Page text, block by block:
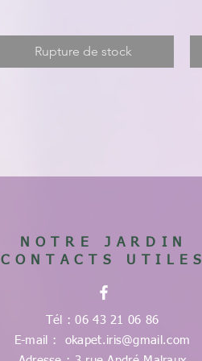
Rupture de stock
NOTRE JARDIN
CONTACTS UTILES
Tél : 06 43 21 06 86
E-mail : okapet.iris@gmail.com